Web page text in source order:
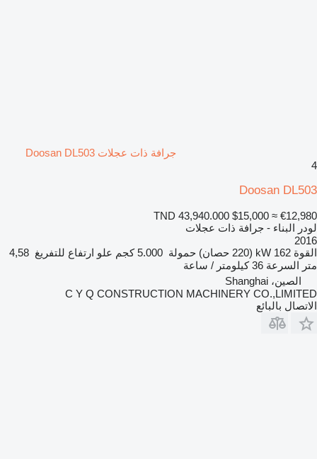
جرافة ذات عجلات Doosan DL503
4
Doosan DL503
TND 43,940.000 $15,000 ≈ €12,980
لودر البناء - جرافة ذات عجلات
2016
القوة 162 kW (220 حصان) حمولة 5.000 كجم علو ارتفاع للتفريغ 4,58
متر السرعة 36 كيلومتر / ساعة
الصين، Shanghai
C Y Q CONSTRUCTION MACHINERY CO.,LIMITED
الاتصال بالبائع